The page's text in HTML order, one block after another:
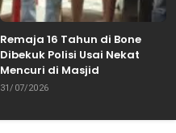
Remaja 16 Tahun di Bone
Dibekuk Polisi Usai Nekat
Mencuri di Masjid
31/07/2026